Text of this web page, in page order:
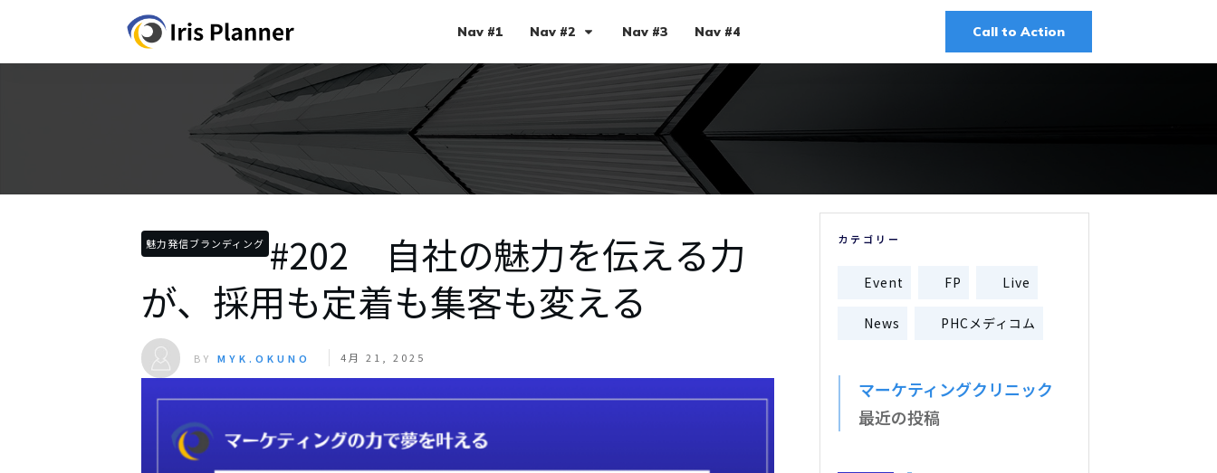
Nav #1 Nav #2 Nav #3 Nav #4 Call to Action
魅力発信ブランディング #202 自社の魅力を伝える力
が、採用も定着も集客も変える
BYMYK.OKUNO 4月 21, 2025
カテゴリー
Event FP Live
News PHCメディコム
マーケティングクリニック
最近の投稿